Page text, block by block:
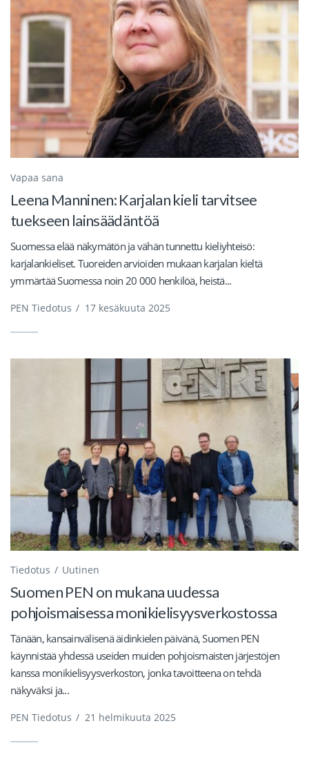
Vapaa sana
Leena Manninen: Karjalan kieli tarvitsee
tuekseen lainsäädäntöä
Suomessa elää näkymätön ja vähän tunnettu kieliyhteisö:
karjalankieliset. Tuoreiden arvioiden mukaan karjalan kieltä
ymmärtää Suomessa noin 20 000 henkilöä, heistä...
PEN Tiedotus / 17 kesäkuuta 2025
Tiedotus Uutinen
Suomen PEN on mukana uudessa
pohjoismaisessa monikielisyysverkostossa
Tänään, kansainvälisenä äidinkielen päivänä, Suomen PEN
käynnistää yhdessä useiden muiden pohjoismaisten järjestöjen
kanssa monikielisyysverkoston, jonka tavoitteena on tehdä
näkyväksi ja...
PEN Tiedotus / 21 helmikuuta 2025